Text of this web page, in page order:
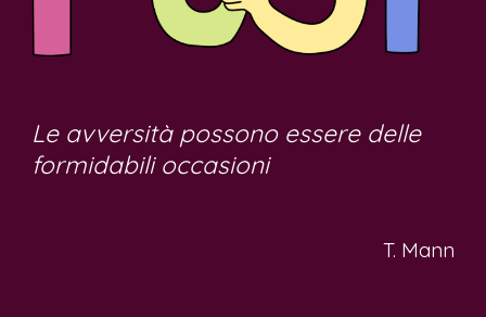
Le avversità possono essere delle
formidabili occasioni
T. Mann